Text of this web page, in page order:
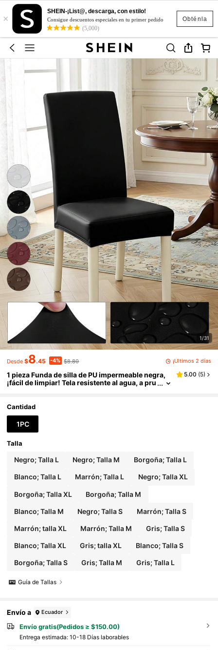
Obténla
×
SHEIN-¡List@, descarga, con estilo!
Consigue descuentos especiales en tu primer pedido
(5,000)
1/31
Desde $8.45 -4% $8.80 ¡Últimos 2 días
1 pieza Funda de silla de PU impermeable negra,
¡fácil de limpiar! Tela resistente al agua, a pru
l para sillas de comedor y sillas de oficina
5.00 (5)
Cantidad
1PC
Talla
Negro; Talla L Negro; Talla M Borgoña; Talla L
Blanco; Talla L Marrón; Talla L Negro; Talla XL
Borgoña; Talla XL Borgoña; Talla M
Blanco; Talla M Negro; Talla S Marrón; Talla S
Marrón; talla XL Marrón; Talla M Gris; Talla S
Blanco; Talla XL Gris; talla XL Blanco; Talla S
Borgoña; Talla S Gris; Talla M Gris; Talla L
Guía de Tallas
Envío a Ecuador
Envío gratis(Pedidos ≥ $150.00)
Entrega estimada: 10-18 Días laborables